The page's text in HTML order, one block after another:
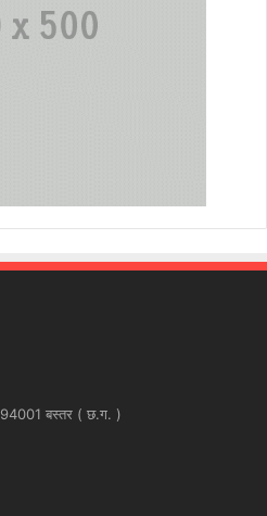
बस्तर ( छ.ग. )